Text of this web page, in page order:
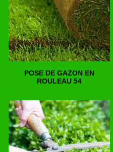
POSE DE GAZON EN
ROULEAU 54